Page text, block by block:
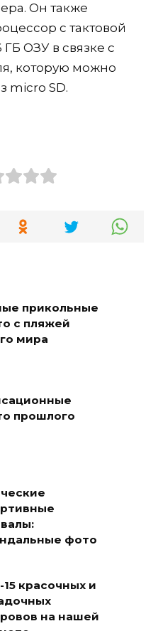
Он также
с тактовой
ГБ ОЗУ в связке с
которую можно
micro SD.
прикольные
с пляжей
мира
прошлого
фото
15 красочных и
на нашей